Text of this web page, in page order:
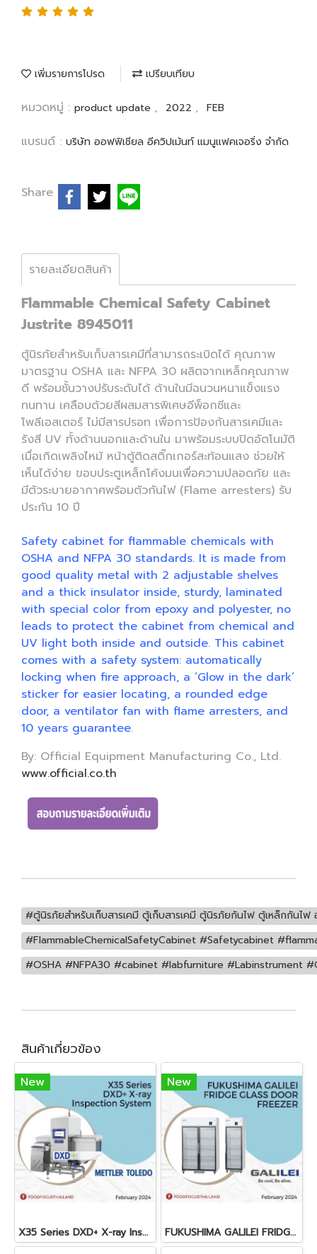
เพิ่มรายการโปรด เปรียบเทียบ
หมวดหมู่ : product update , 2022 , FEB
แบรนด์ : บริษัท ออฟฟิเชียล อีควิปเม้นท์ แมนูแฟคเจอริ่ง จำกัด
Share
รายละเอียดสินค้า
Flammable Chemical Safety Cabinet
Justrite 8945011
ตู้นิรภัยสำหรับเก็บสารเคมีที่สามารถระเบิดได้ คุณภาพ
มาตรฐาน OSHA และ NFPA 30 ผลิตจากเหล็กคุณภาพ
ดี พร้อมชั้นวางปรับระดับได้ ด้านในมีฉนวนหนาแข็งแรง
ทนทาน เคลือบด้วยสีผสมสารพิเศษอีพ็อกซีและ
โพลีเอสเตอร์ ไม่มีสารปรอท เพื่อการป้องกันสารเคมีและ
รังสี UV ทั้งด้านนอกและด้านใน มาพร้อมระบบปิดอัตโนมัติ
เมื่อเกิดเพลิงไหม้ หน้าตู้ติดสติ๊กเกอร์สะท้อนแสง ช่วยให้
เห็นได้ง่าย ขอบประตูเหล็กโค้งมนเพื่อความปลอดภัย และ
มีตัวระบายอากาศพร้อมตัวกันไฟ (Flame arresters) รับ
ประกัน 10 ปี
Safety cabinet for flammable chemicals with
OSHA and NFPA 30 standards. It is made from
good quality metal with 2 adjustable shelves
and a thick insulator inside, sturdy, laminated
with special color from epoxy and polyester, no
leads to protect the cabinet from chemical and
UV light both inside and outside. This cabinet
comes with a safety system: automatically
locking when fire approach, a ‘Glow in the dark’
sticker for easier locating, a rounded edge
door, a ventilator fan with flame arresters, and
10 years guarantee.
By: Official Equipment Manufacturing Co., Ltd.
www.official.co.th
#ตู้นิรภัยสำหรับเก็บสารเคมี ตู้เก็บสารเคมี ตู้นิรภัยกันไฟ ตู้เหล็กกันไ
#FlammableChemicalSafetyCabinet #Safetycabinet
#OSHA #NFPA30 #cabinet #labfurniture #Labinstrument
สินค้าเกี่ยวข้อง
New
X35 Series DXD+ X-ray Inspection System
New
FUKUSHIMA GALILEI FRIDGE GLASS DOOR FREEZER